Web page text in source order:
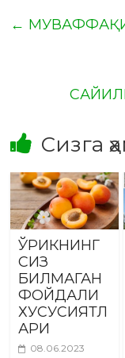
←
Сизга
ЎРИКНИНГ
СИЗ
БИЛМАГАН
ФОЙДАЛИ
ХУСУСИЯТЛ
АРИ
08.06.2023